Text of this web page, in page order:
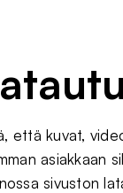
että kuvat,
asiakkaan
sivuston